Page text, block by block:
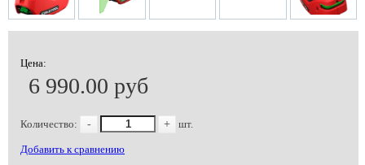
Цена:
6 990.00 руб
Количество: - + шт.
Добавить к сравнению